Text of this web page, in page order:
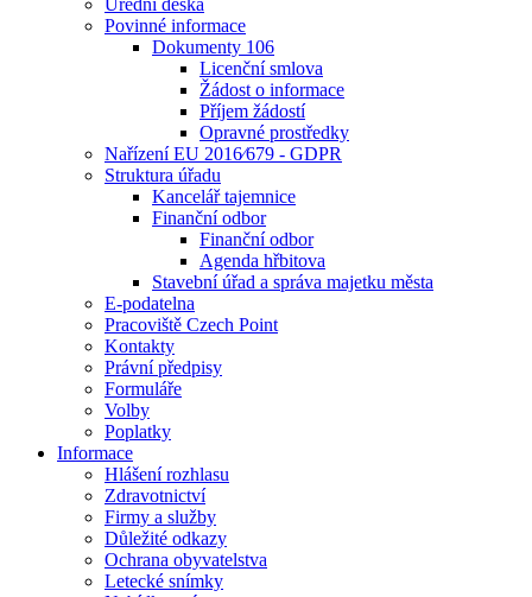
Úřední deska
Povinné informace
Dokumenty 106
Licenční smlova
Žádost o informace
Příjem žádostí
Opravné prostředky
Nařízení EU 2016⁄679 - GDPR
Struktura úřadu
Kancelář tajemnice
Finanční odbor
Finanční odbor
Agenda hřbitova
Stavební úřad a správa majetku města
E-podatelna
Pracoviště Czech Point
Kontakty
Právní předpisy
Formuláře
Volby
Poplatky
Informace
Hlášení rozhlasu
Zdravotnictví
Firmy a služby
Důležité odkazy
Ochrana obyvatelstva
Letecké snímky